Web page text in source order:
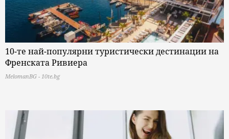
10-те най-популярни туристически дестинации на
Френската Ривиера
MelomanBG - 10te.bg